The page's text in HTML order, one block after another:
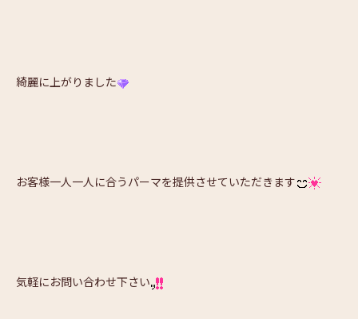
綺麗に上がりました
お客様一人一人に合うパーマを提供させていただきます
気軽にお問い合わせ下さい